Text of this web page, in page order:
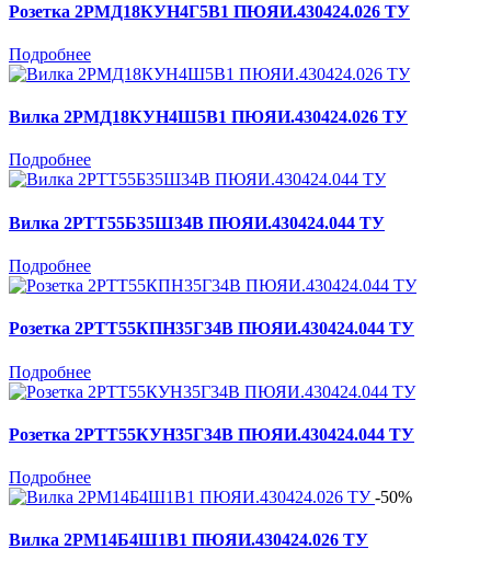
Розетка 2РМД18КУН4Г5В1 ПЮЯИ.430424.026 ТУ
Подробнее
Вилка 2РМД18КУН4Ш5В1 ПЮЯИ.430424.026 ТУ
Подробнее
Вилка 2РТТ55Б35Ш34В ПЮЯИ.430424.044 ТУ
Подробнее
Розетка 2РТТ55КПН35Г34В ПЮЯИ.430424.044 ТУ
Подробнее
Розетка 2РТТ55КУН35Г34В ПЮЯИ.430424.044 ТУ
Подробнее
-50%
Вилка 2РМ14Б4Ш1В1 ПЮЯИ.430424.026 ТУ